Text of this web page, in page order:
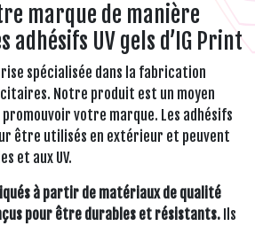
marque de manière
adhésifs UV gels d’IG Print
spécialisée dans la fabrication
Notre produit est un moyen
votre marque. Les adhésifs
être utilisés en extérieur et peuvent
et aux UV.
à partir de matériaux de qualité
pour être durables et résistants. Ils